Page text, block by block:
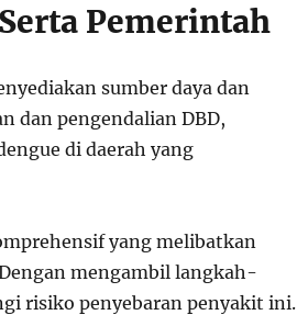
Pemerintah
sumber daya dan
dan pengendalian DBD,
di daerah yang
yang melibatkan
mengambil langkah-
risiko penyebaran penyakit ini.